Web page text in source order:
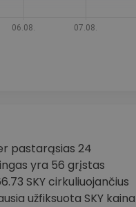
pastarąsias 24
yra 56 grįstas
SKY cirkuliuojančius
užfiksuota SKY kaina